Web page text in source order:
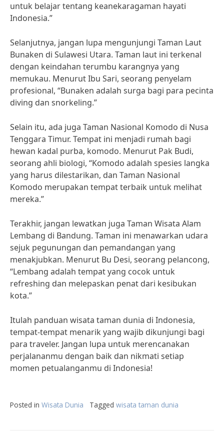
untuk belajar tentang keanekaragaman hayati
Indonesia.”
Selanjutnya, jangan lupa mengunjungi Taman Laut
Bunaken di Sulawesi Utara. Taman laut ini terkenal
dengan keindahan terumbu karangnya yang
memukau. Menurut Ibu Sari, seorang penyelam
profesional, “Bunaken adalah surga bagi para pecinta
diving dan snorkeling.”
Selain itu, ada juga Taman Nasional Komodo di Nusa
Tenggara Timur. Tempat ini menjadi rumah bagi
hewan kadal purba, komodo. Menurut Pak Budi,
seorang ahli biologi, “Komodo adalah spesies langka
yang harus dilestarikan, dan Taman Nasional
Komodo merupakan tempat terbaik untuk melihat
mereka.”
Terakhir, jangan lewatkan juga Taman Wisata Alam
Lembang di Bandung. Taman ini menawarkan udara
sejuk pegunungan dan pemandangan yang
menakjubkan. Menurut Bu Desi, seorang pelancong,
“Lembang adalah tempat yang cocok untuk
refreshing dan melepaskan penat dari kesibukan
kota.”
Itulah panduan wisata taman dunia di Indonesia,
tempat-tempat menarik yang wajib dikunjungi bagi
para traveler. Jangan lupa untuk merencanakan
perjalananmu dengan baik dan nikmati setiap
momen petualanganmu di Indonesia!
Posted in Wisata Dunia Tagged wisata taman dunia